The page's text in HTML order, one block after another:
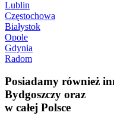
Lublin
Częstochowa
Białystok
Opole
Gdynia
Radom
Posiadamy również
Bydgoszczy oraz
w całej Polsce